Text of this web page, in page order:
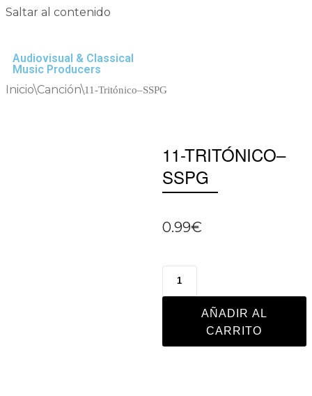
Saltar al contenido
Audiovisual & Classical
Music Producers
Inicio\Canción\11-Tritónico–SSPG
11-TRITÓNICO–
SSPG
0.99€
AÑADIR AL
CARRITO